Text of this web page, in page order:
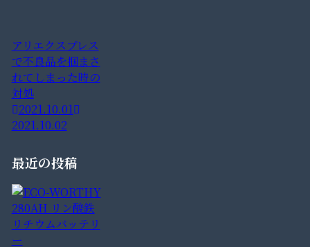
アリエクスプレス
で不良品を掴まさ
れてしまった時の
対処
2021.10.01
2021.10.02
最近の投稿